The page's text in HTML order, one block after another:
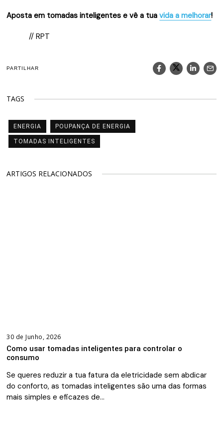
Aposta em tomadas inteligentes e vê a tuavida a melhorar!
// RPT
PARTILHAR
TAGS
ENERGIA POUPANÇA DE ENERGIA
TOMADAS INTELIGENTES
ARTIGOS RELACIONADOS
30 de Junho, 2026
Como usar tomadas inteligentes para controlar o
consumo
Se queres reduzir a tua fatura da eletricidade sem abdicar
do conforto, as tomadas inteligentes são uma das formas
mais simples e eficazes de…